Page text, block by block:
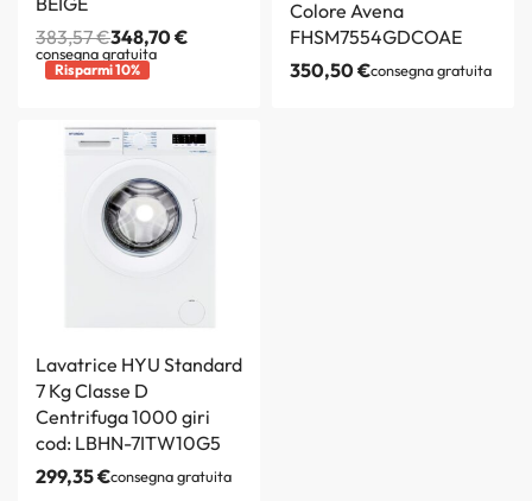
383,57€348,70€
consegna gratuita
Risparmi 10%
Colore Avena
FHSM7554GDCOAE
350,50€consegna gratuita
Lavatrice HYU Standard
7 Kg Classe D
Centrifuga 1000 giri
cod: LBHN-7ITW10G5
299,35€consegna gratuita